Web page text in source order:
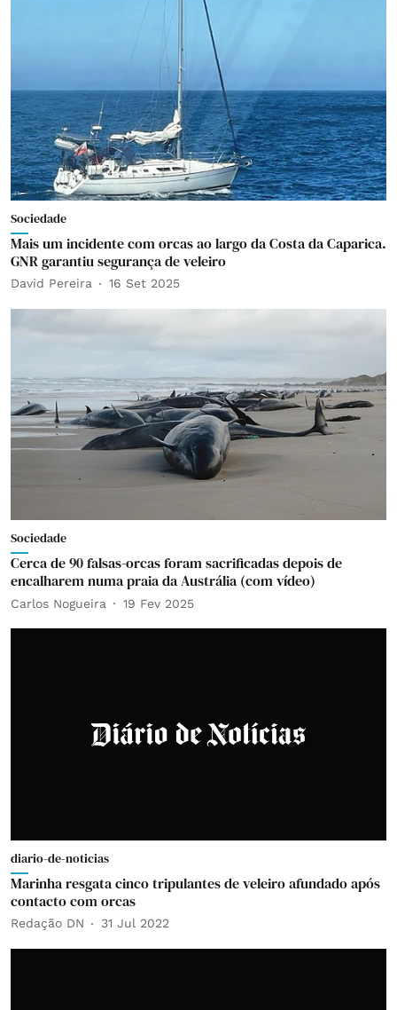
Sociedade
Mais um incidente com orcas ao largo da Costa da Caparica.
GNR garantiu segurança de veleiro
David Pereira 16 Set 2025
Sociedade
Cerca de 90 falsas-orcas foram sacrificadas depois de
encalharem numa praia da Austrália (com vídeo)
Carlos Nogueira 19 Fev 2025
diario-de-noticias
Marinha resgata cinco tripulantes de veleiro afundado após
contacto com orcas
Redação DN 31 Jul 2022